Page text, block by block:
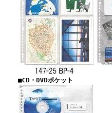
■CD・DVDポケット